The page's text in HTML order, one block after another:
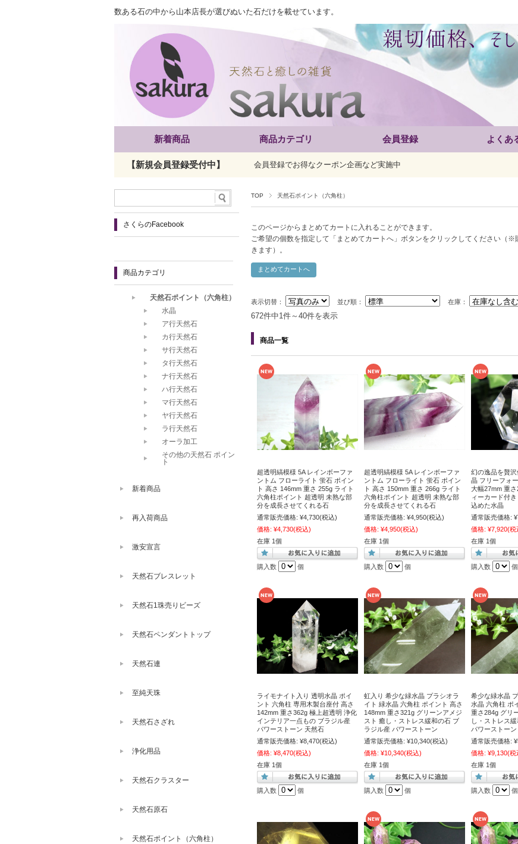
数ある石の中から山本店長が選びぬいた石だけを載せています。
新着商品 商品カテゴリ 会員登録 よくあ
【新規会員登録受付中】 会員登録でお得なクーポン企画など実施中
TOP 天然石ポイント（六角柱）
このページからまとめてカートに入れることができます。
ご希望の個数を指定して「まとめてカートへ」ボタンをクリックしてください（
きます）。
表示切替： 並び順： 在庫：
672件中1件～40件を表示
商品一覧
超透明縞模様 5A レインボーファ
ントム フローライト 蛍石 ポイン
ト 高さ 146mm 重さ 255g ライト
六角柱ポイント 超透明 未熟な部
分を成長させてくれる石
通常販売価格: ¥4,730(税込)
価格: ¥4,730(税込)
在庫 1個
購入数 個
超透明縞模様 5A レインボーファ
ントム フローライト 蛍石 ポイン
ト 高さ 150mm 重さ 266g ライト
六角柱ポイント 超透明 未熟な部
分を成長させてくれる石
通常販売価格: ¥4,950(税込)
価格: ¥4,950(税込)
在庫 1個
購入数 個
幻の逸品を贅
晶 フリーフォ
大幅27mm 重
ィーカード付
込めた水晶
通常販売価格:
価格: ¥7,920(税
在庫 1個
購入数 個
ライモナイト入り 透明水晶 ポイ
ント 六角柱 専用木製台座付 高さ
142mm 重さ362g 極上超透明 浄化
インテリア一点もの ブラジル産
パワーストーン 天然石
通常販売価格: ¥8,470(税込)
価格: ¥8,470(税込)
在庫 1個
購入数 個
虹入り 希少な緑水晶 プラシオラ
イト 緑水晶 六角柱 ポイント 高さ
148mm 重さ321g グリーンアメジ
スト 癒し・ストレス緩和の石 ブ
ラジル産 パワーストーン
通常販売価格: ¥10,340(税込)
価格: ¥10,340(税込)
在庫 1個
購入数 個
希少な緑水晶
水晶 六角柱 ポ
重さ284g グリ
し・ストレス
パワーストー
通常販売価格:
価格: ¥9,130(税
在庫 1個
購入数 個
さくらのFacebook
商品カテゴリ
天然石ポイント（六角柱）
水晶
ア行天然石
カ行天然石
サ行天然石
タ行天然石
ナ行天然石
ハ行天然石
マ行天然石
ヤ行天然石
ラ行天然石
オーラ加工
その他の天然石 ポイン
ト
新着商品
再入荷商品
激安宣言
天然石ブレスレット
天然石1珠売りビーズ
天然石ペンダントトップ
天然石連
至純天珠
天然石さざれ
浄化用品
天然石クラスター
天然石原石
天然石ポイント（六角柱）